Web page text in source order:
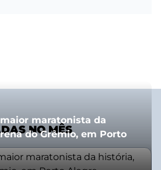
NO MÊS
maratonista da
do Grêmio, em Porto